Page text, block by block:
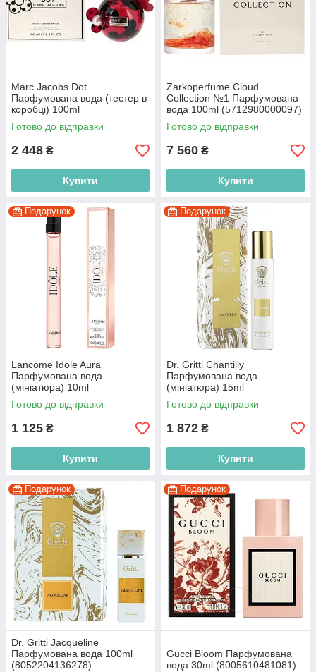
Marc Jacobs Dot
Парфумована вода (тестер в
коробці) 100ml
(3607342523562)
Готово до відправки
2 448 ₴
Купити
Zarkoperfume Cloud
Collection №1 Парфумована
вода 100ml (5712980000097)
Готово до відправки
7 560 ₴
Купити
Подарунок
Lancome Idole Aura
Парфумована вода
(мініатюра) 10ml
(3614273677769)
Готово до відправки
1 125 ₴
Купити
Подарунок
Dr. Gritti Chantilly
Парфумована вода
(мініатюра) 15ml
(8052204138012)
Готово до відправки
1 872 ₴
Купити
Подарунок
Dr. Gritti Jacqueline
Парфумована вода 100ml
(8052204136278)
Подарунок
Gucci Bloom Парфумована
вода 30ml (8005610481081)